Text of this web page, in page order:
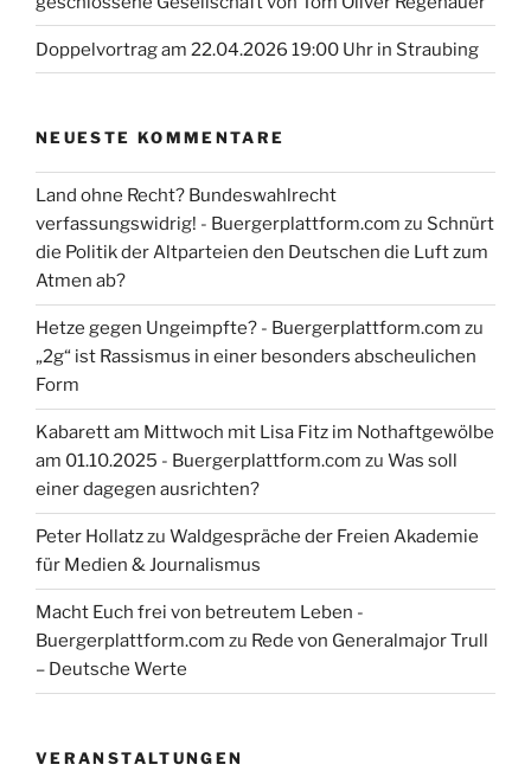
Doppelvortrag am 22.04.2026 19:00 Uhr in Straubing
NEUESTE KOMMENTARE
Land ohne Recht? Bundeswahlrecht
verfassungswidrig! - Buergerplattform.com zu Schnürt
die Politik der Altparteien den Deutschen die Luft zum
Atmen ab?
Hetze gegen Ungeimpfte? - Buergerplattform.com zu
„2g“ ist Rassismus in einer besonders abscheulichen
Form
Kabarett am Mittwoch mit Lisa Fitz im Nothaftgewölbe
am 01.10.2025 - Buergerplattform.com zu Was soll
einer dagegen ausrichten?
Peter Hollatzzu Waldgespräche der Freien Akademie
für Medien & Journalismus
Macht Euch frei von betreutem Leben -
Buergerplattform.com zu Rede von Generalmajor Trull
– Deutsche Werte
VERANSTALTUNGEN